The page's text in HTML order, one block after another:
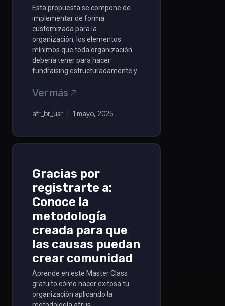
Esta propuesta se compone de
implementar de forma
customizada para la
organización, los elementos
mínimos que toda organización
debería tener para hacer
fundraising estructuradamente y
Ver más 🡥
afr_br_usr 1 mayo, 2025
Gracias por
registrarte a:
Conoce la
metodología
creada para que
las causas puedan
crear comunidad
Aprende en este Master Class
gratuito cómo hacer exitosa tu
organización aplicando la